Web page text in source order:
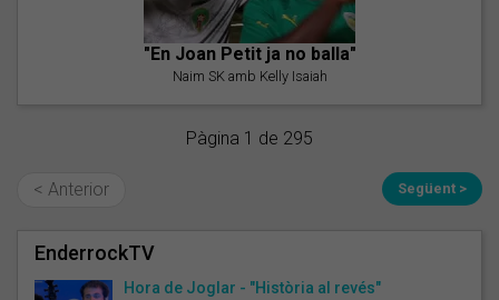
"En Joan Petit ja no balla"
Naim SK amb Kelly Isaiah
Pàgina 1 de 295
< Anterior Següent >
EnderrockTV
Hora de Joglar - "Història al revés"